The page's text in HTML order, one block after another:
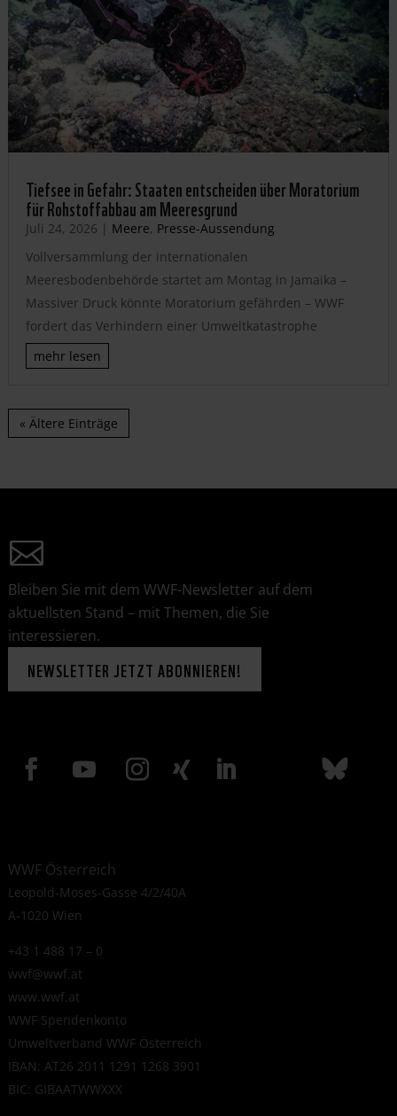
Tiefsee in Gefahr: Staaten entscheiden über Moratorium
für Rohstoffabbau am Meeresgrund
Juli 24, 2026 | Meere, Presse-Aussendung
Vollversammlung der internationalen
Meeresbodenbehörde startet am Montag in Jamaika –
Massiver Druck könnte Moratorium gefährden – WWF
fordert das Verhindern einer Umweltkatastrophe
mehr lesen
« Ältere Einträge
Bleiben Sie mit dem WWF-Newsletter auf dem
aktuellsten Stand – mit Themen, die Sie
interessieren.
NEWSLETTER JETZT ABONNIEREN!
WWF Österreich
Leopold-Moses-Gasse 4/2/40A
A-1020 Wien
+43 1 488 17 – 0
wwf@wwf.at
www.wwf.at
WWF Spendenkonto
Umweltverband WWF Österreich
IBAN: AT26 2011 1291 1268 3901
BIC: GIBAATWWXXX